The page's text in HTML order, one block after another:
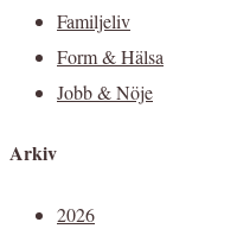
Familjeliv
Form & Hälsa
Jobb & Nöje
Arkiv
2026